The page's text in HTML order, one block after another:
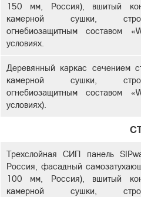
150 мм, Россия), вшитый
камерной сушки,
огнебиозащитным составом
условиях.
Деревянный каркас сечением
камерной сушки,
огнебиозащитным составом
условиях).
Трехслойная СИП панель
Россия, фасадный
100 мм, Россия), вшитый
камерной сушки,